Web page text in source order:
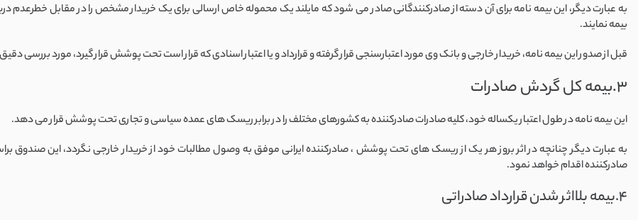
به عبارت دیگر، این بیمه نامه برای آن دسته از صادرکنندگانی صادر می شود که مایلند یک محموله خاص ارسالی برای یک خریدار مشخص را در مقابل خطرعدم
بیمه نمایند.
قبل از صدور این بیمه نامه، خریدار خارجی و بانک وی مورد اعتبارسنجی قرار گرفته و قرارداد و یا اعتبار اسنادی که قرار است تحت پوشش قرار گیرد، مورد بررسی
3.بیمه کل گردش صادرات
این بیمه نامه در طول اعتبار یکساله خود، کلیه صادرات صادرکننده به کشورهای مختلف را در برابر ریسک های عمده سیاسی و تجاری تحت پوشش قرار می دهد.
به عبارت دیگر چنانچه در اثر بروز هر یک از ریسک های تحت پوشش ، صادرکننده ایرانی موفق به وصول مطالبات خود از خریدار خارجی نگردد، این صندوق
صادرکننده اقدام خواهد نمود.
4.بیمه بلااثر شدن قرارداد صادراتی